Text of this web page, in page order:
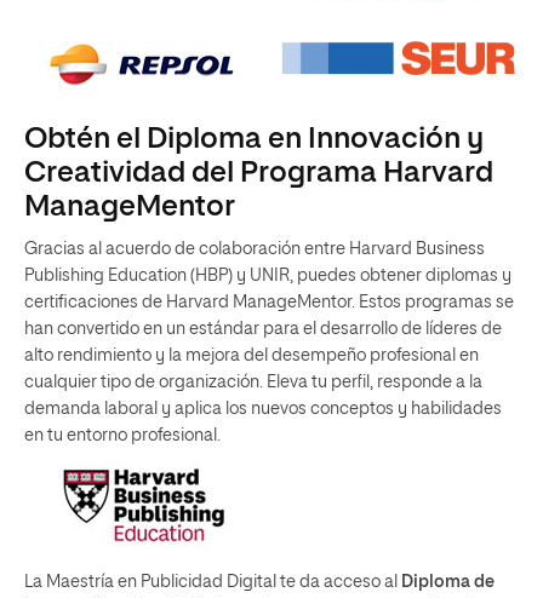
Obtén el Diploma en Innovación y
Creatividad del Programa Harvard
ManageMentor
Gracias al acuerdo de colaboración entre Harvard Business
Publishing Education (HBP) y UNIR, puedes obtener diplomas y
certificaciones de Harvard ManageMentor. Estos programas se
han convertido en un estándar para el desarrollo de líderes de
alto rendimiento y la mejora del desempeño profesional en
cualquier tipo de organización. Eleva tu perfil, responde a la
demanda laboral y aplica los nuevos conceptos y habilidades
en tu entorno profesional.
La Maestría en Publicidad Digital te da acceso al
Diploma de